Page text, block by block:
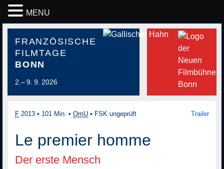
FRANZÖSISCHE
FILMTAGE
BONN
2.– 9. 9. 2026
F 2013 • 101 Min. • OmU • FSK ungeprüft Trailer
Le premier homme
Der erste Mensch
MENU